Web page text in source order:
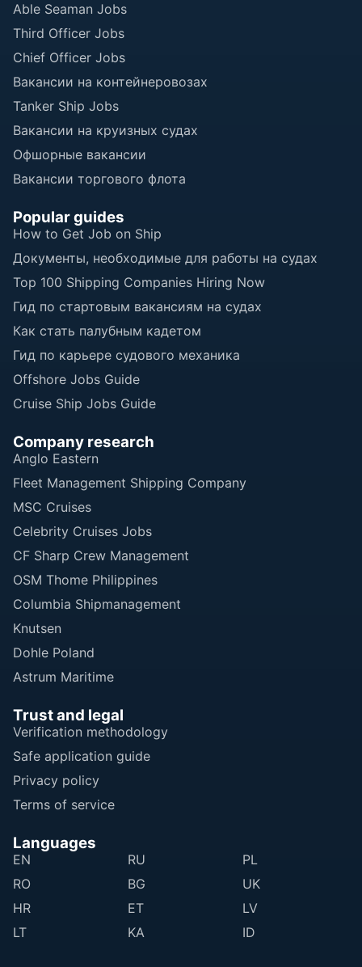
Able Seaman Jobs
Third Officer Jobs
Chief Officer Jobs
Вакансии на контейнеровозах
Tanker Ship Jobs
Вакансии на круизных судах
Офшорные вакансии
Вакансии торгового флота
Popular guides
How to Get Job on Ship
Документы, необходимые для работы на судах
Top 100 Shipping Companies Hiring Now
Гид по стартовым вакансиям на судах
Как стать палубным кадетом
Гид по карьере судового механика
Offshore Jobs Guide
Cruise Ship Jobs Guide
Company research
Anglo Eastern
Fleet Management Shipping Company
MSC Cruises
Celebrity Cruises Jobs
CF Sharp Crew Management
OSM Thome Philippines
Columbia Shipmanagement
Knutsen
Dohle Poland
Astrum Maritime
Trust and legal
Verification methodology
Safe application guide
Privacy policy
Terms of service
Languages
EN RU
PL
RO
BG
UK
HR
ET
LV
LT
KA ID